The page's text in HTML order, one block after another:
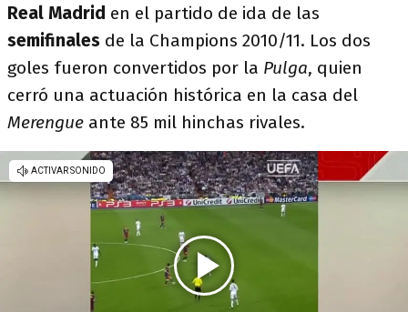
Real Madrid en el partido de ida de las
semifinales de la Champions 2010/11. Los dos
goles fueron convertidos por la Pulga, quien
cerró una actuación histórica en la casa del
Merengue ante 85 mil hinchas rivales.